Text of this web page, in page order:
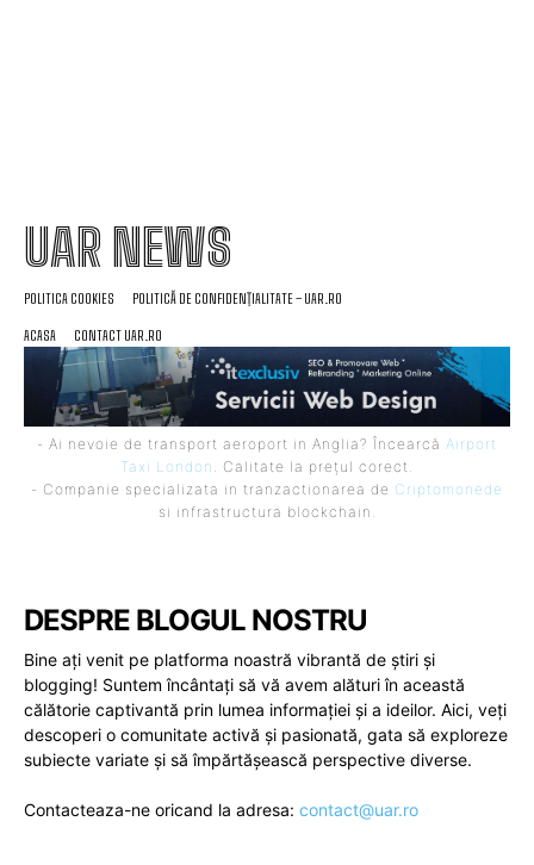
UAR NEWS
POLITICA COOKIES POLITICĂ DE CONFIDENȚIALITATE – UAR.RO
ACASA CONTACT UAR.RO
- Ai nevoie de transport aeroport in Anglia? Încearcă Airport
Taxi London
. Calitate la prețul corect.
- Companie specializata in tranzactionarea de Criptomonede
si infrastructura blockchain.
DESPRE BLOGUL NOSTRU
Bine ați venit pe platforma noastră vibrantă de știri și
blogging! Suntem încântați să vă avem alături în această
călătorie captivantă prin lumea informației și a ideilor. Aici, veți
descoperi o comunitate activă și pasionată, gata să exploreze
subiecte variate și să împărtășească perspective diverse.
Contacteaza-ne oricand la adresa: contact@uar.ro